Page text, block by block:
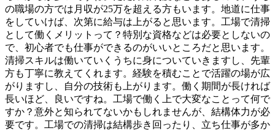
の職場の方では月収が25万を超える方もいます。地道に仕事
をしていけば、次第に給与は上がると思います。工場で清掃
として働くメリットって？特別な資格などは必要としないの
で、初心者でも仕事ができるのがいいところだと思います。
清掃スキルは働いていくうちに身についていきますし、先輩
方も丁寧に教えてくれます。経験を積むことで活躍の場が広
がりますし、自分の技術も上がります。働く期間が長ければ
長いほど、良いですね。工場で働く上で大変なことって何で
すか？意外と知られてないかもしれませんが、結構体力が必
要です。工場での清掃は結構歩き回ったり、立ち仕事が多か